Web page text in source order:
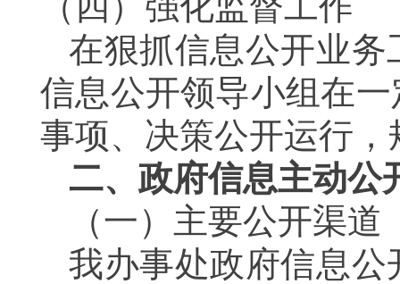
在狠抓信息公开业
信息公开领导小组在
事项、决策公开运行，
二、政府信息主动公
（一）主要公开渠道
我办事处政府信息